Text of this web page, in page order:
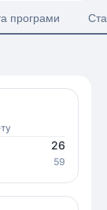
програми
26
59